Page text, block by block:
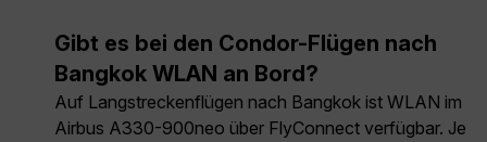
Gibt es bei den Condor-Flügen nach
Bangkok WLAN an Bord?
Auf Langstreckenflügen nach Bangkok ist WLAN im
Airbus A330-900neo über FlyConnect verfügbar. Je